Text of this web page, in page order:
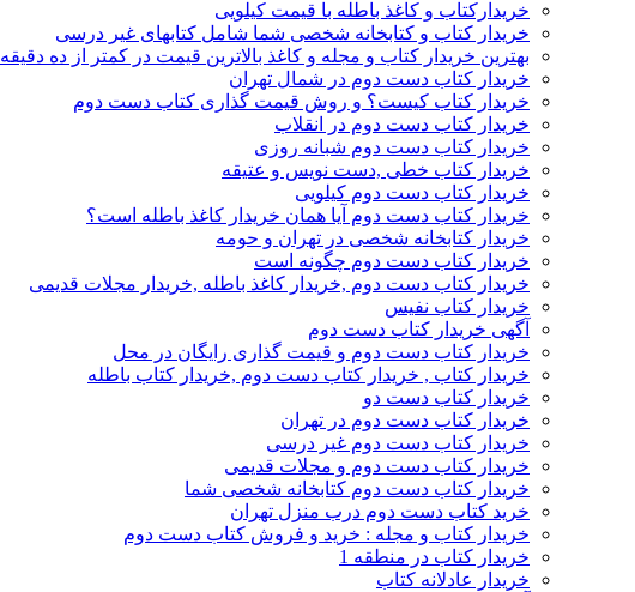
خریدارکتاب و کاغذ باطله با قیمت کیلویی
خریدار کتاب و کتابخانه شخصی شما شامل کتابهای غیر درسی
بهترین خریدار کتاب و مجله و کاغذ بالاترین قیمت در کمتر از ده دقیقه
خریدار کتاب دست دوم در شمال تهران
خریدار کتاب کیست؟ و روش قیمت گذاری کتاب دست دوم
خریدار کتاب دست دوم در انقلاب
خریدار کتاب دست دوم شبانه روزی
خریدار کتاب خطی ,دست نویس و عتیقه
خریدار کتاب دست دوم کیلویی
خریدار کتاب دست دوم آیا همان خریدار کاغذ باطله است؟
خریدار کتابخانه شخصی در تهران و حومه
خریدار کتاب دست دوم چگونه است
خریدار کتاب دست دوم ,خریدار کاغذ باطله ,خریدار مجلات قدیمی
خریدار کتاب نفیس
آگهی خریدار کتاب دست دوم
خریدار کتاب دست دوم و قیمت گذاری رایگان در محل
خریدار کتاب , خریدار کتاب دست دوم ,خریدار کتاب باطله
خریدار کتاب دست دو
خریدار کتاب دست دوم در تهران
خریدار کتاب دست دوم غیر درسی
خریدار کتاب دست دوم و مجلات قدیمی
خریدار کتاب دست دوم کتابخانه شخصی شما
خرید کتاب دست دوم درب منزل تهران
خریدار کتاب و مجله : خرید و فروش کتاب دست دوم
خریدار کتاب در منطقه 1
خریدار عادلانه کتاب